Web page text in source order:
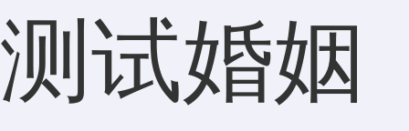
测试婚姻